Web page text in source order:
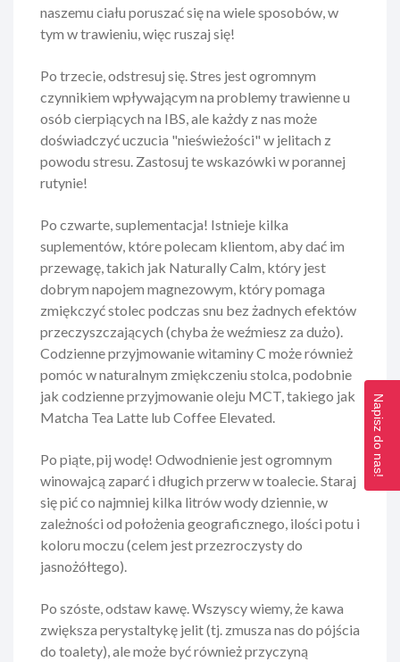
naszemu ciału poruszać się na wiele sposobów, w
tym w trawieniu, więc ruszaj się!
Po trzecie, odstresuj się. Stres jest ogromnym
czynnikiem wpływającym na problemy trawienne u
osób cierpiących na IBS, ale każdy z nas może
doświadczyć uczucia "nieświeżości" w jelitach z
powodu stresu. Zastosuj te wskazówki w porannej
rutynie!
Po czwarte, suplementacja! Istnieje kilka
suplementów, które polecam klientom, aby dać im
przewagę, takich jak Naturally Calm, który jest
dobrym napojem magnezowym, który pomaga
zmiękczyć stolec podczas snu bez żadnych efektów
przeczyszczających (chyba że weźmiesz za dużo).
Codzienne przyjmowanie witaminy C może również
pomóc w naturalnym zmiękczeniu stolca, podobnie
jak codzienne przyjmowanie oleju MCT, takiego jak
Matcha Tea Latte lub Coffee Elevated.
Po piąte, pij wodę! Odwodnienie jest ogromnym
winowajcą zaparć i długich przerw w toalecie. Staraj
się pić co najmniej kilka litrów wody dziennie, w
zależności od położenia geograficznego, ilości potu i
koloru moczu (celem jest przezroczysty do
jasnożółtego).
Po szóste, odstaw kawę. Wszyscy wiemy, że kawa
zwiększa perystaltykę jelit (tj. zmusza nas do pójścia
do toalety), ale może być również przyczyną
Napisz do nas!